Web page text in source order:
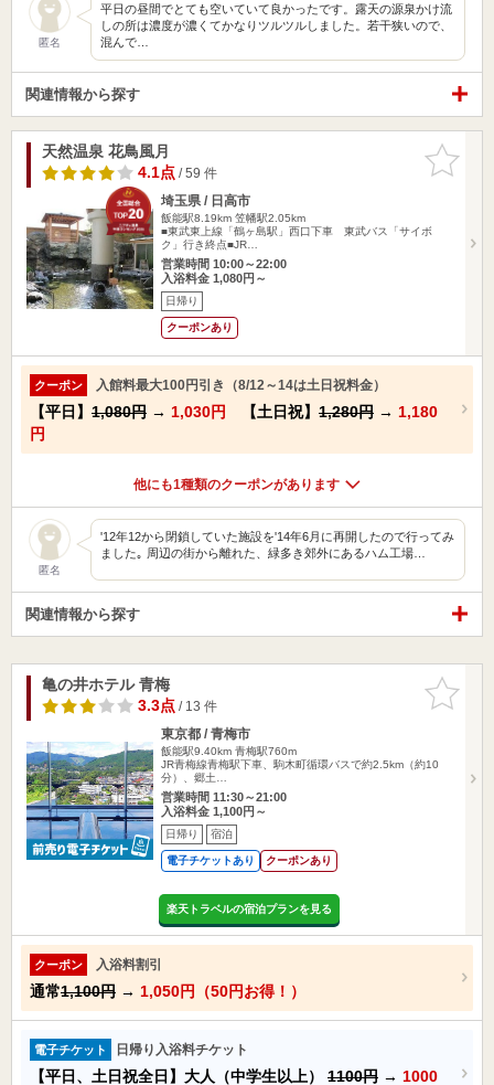
匿名
平日の昼間でとても空いていて良かったです。露天の源泉かけ流
しの所は濃度が濃くてかなりツルツルしました。若干狭いので、
混んで…
関連情報から探す
お気に入
りに追加
天然温泉 花鳥風月
4.1点/ 59 件
埼玉県 / 日高市
飯能駅8.19km 笠幡駅2.05km
■東武東上線「鶴ヶ島駅」西口下車 東武バス「サイボ
ク」行き終点■JR…
営業時間 10:00～22:00
入浴料金 1,080円～
日帰り
クーポンあり
クーポン 入館料最大100円引き（8/12～14は土日祝料金）
【平日】 1,080円 → 1,030円 【土日祝】 1,280円 → 1,180
円
他にも1種類のクーポンがあります
匿名
'12年12から閉鎖していた施設を'14年6月に再開したので行ってみ
ました｡ 周辺の街から離れた、緑多き郊外にあるハム工場…
関連情報から探す
お気に入
りに追加
亀の井ホテル 青梅
3.3点/ 13 件
東京都 / 青梅市
飯能駅9.40km 青梅駅760m
JR青梅線青梅駅下車、駒木町循環バスで約2.5km（約10
分）、郷土…
営業時間 11:30～21:00
入浴料金 1,100円～
日帰り 宿泊
電子チケットあり クーポンあり
楽天トラベルの宿泊プランを見る
クーポン 入浴料割引
通常1,100円 → 1,050円（50円お得！）
電子チケット 日帰り入浴料チケット
【平日、土日祝全日】大人（中学生以上） 1100円 → 1000